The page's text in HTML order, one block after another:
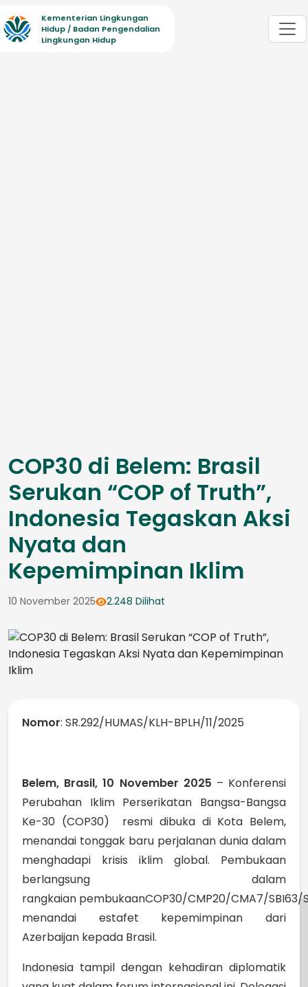
Kementerian Lingkungan
Hidup / Badan Pengendalian
Lingkungan Hidup
COP30 di Belem: Brasil
Serukan “COP of Truth”,
Indonesia Tegaskan Aksi
Nyata dan
Kepemimpinan Iklim
10 November 2025 2.248 Dilihat
Nomor: SR.292/HUMAS/KLH-BPLH/11/2025
Belem, Brasil, 10 November 2025 – Konferensi
Perubahan Iklim Perserikatan Bangsa-Bangsa
Ke-30 (COP30) resmi dibuka di Kota Belem,
menandai tonggak baru perjalanan dunia dalam
menghadapi krisis iklim global. Pembukaan
berlangsung dalam
rangkaian pembukaanCOP30/CMP20/CMA7/SBI63/
menandai estafet kepemimpinan dari
Azerbaijan kepada Brasil.
Indonesia tampil dengan kehadiran diplomatik